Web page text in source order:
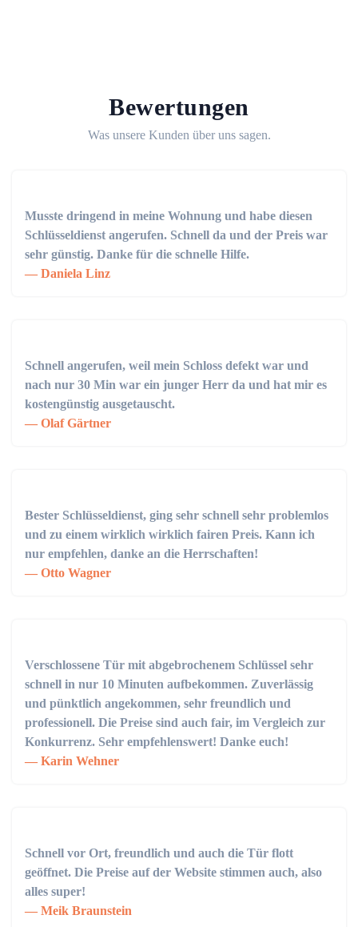
Bewertungen
Was unsere Kunden über uns sagen.
Musste dringend in meine Wohnung und habe diesen
Schlüsseldienst angerufen. Schnell da und der Preis war
sehr günstig. Danke für die schnelle Hilfe.
Daniela Linz
Schnell angerufen, weil mein Schloss defekt war und
nach nur 30 Min war ein junger Herr da und hat mir es
kostengünstig ausgetauscht.
Olaf Gärtner
Bester Schlüsseldienst, ging sehr schnell sehr problemlos
und zu einem wirklich wirklich fairen Preis. Kann ich
nur empfehlen, danke an die Herrschaften!
Otto Wagner
Verschlossene Tür mit abgebrochenem Schlüssel sehr
schnell in nur 10 Minuten aufbekommen. Zuverlässig
und pünktlich angekommen, sehr freundlich und
professionell. Die Preise sind auch fair, im Vergleich zur
Konkurrenz. Sehr empfehlenswert! Danke euch!
Karin Wehner
Schnell vor Ort, freundlich und auch die Tür flott
geöffnet. Die Preise auf der Website stimmen auch, also
alles super!
Meik Braunstein